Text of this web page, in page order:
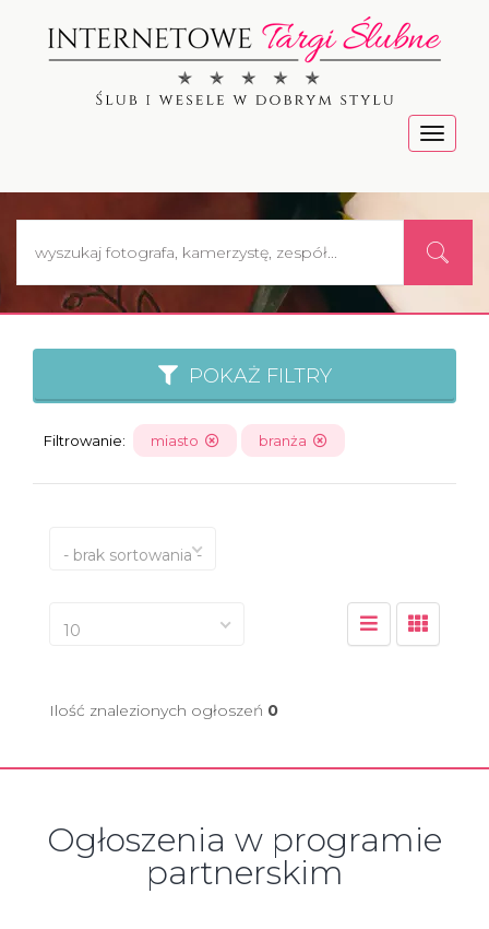
Menu
POKAŻ FILTRY
Filtrowanie: miasto branża
- brak sortowania -
10
Ilość znalezionych ogłoszeń 0
Ogłoszenia w programie
partnerskim